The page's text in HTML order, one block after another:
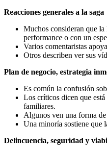
Reacciones generales a la saga
Muchos consideran que
performance o con un
Varios comentaristas
Otros describen ver sus
Plan de negocio, estrategia
Es común la confusión
Los críticos dicen que
familiares.
Algunos ven una forma
Una minoría sostiene que
Delincuencia, seguridad y